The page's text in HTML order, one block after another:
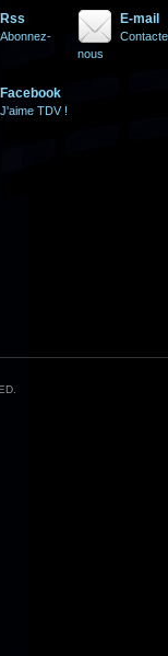
Rss
Abonnez-
E-mail
nous
Facebook
J'aime TDV !